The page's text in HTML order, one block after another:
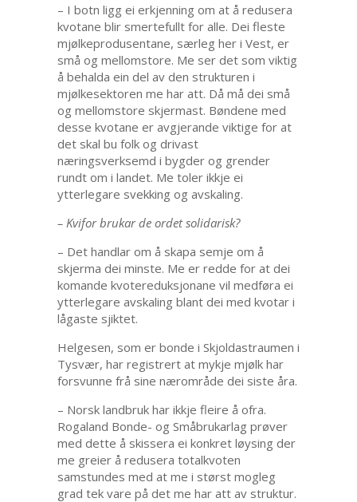
– I botn ligg ei erkjenning om at å redusera
kvotane blir smertefullt for alle. Dei fleste
mjølkeprodusentane, særleg her i Vest, er
små og mellomstore. Me ser det som viktig
å behalda ein del av den strukturen i
mjølkesektoren me har att. Då må dei små
og mellomstore skjermast. Bøndene med
desse kvotane er avgjerande viktige for at
det skal bu folk og drivast
næringsverksemd i bygder og grender
rundt om i landet. Me toler ikkje ei
ytterlegare svekking og avskaling.
– Kvifor brukar de ordet solidarisk?
– Det handlar om å skapa semje om å
skjerma dei minste. Me er redde for at dei
komande kvotereduksjonane vil medføra ei
ytterlegare avskaling blant dei med kvotar i
lågaste sjiktet.
Helgesen, som er bonde i Skjoldastraumen i
Tysvær, har registrert at mykje mjølk har
forsvunne frå sine nærområde dei siste åra.
– Norsk landbruk har ikkje fleire å ofra.
Rogaland Bonde- og Småbrukarlag prøver
med dette å skissera ei konkret løysing der
me greier å redusera totalkvoten
samstundes med at me i størst mogleg
grad tek vare på det me har att av struktur.